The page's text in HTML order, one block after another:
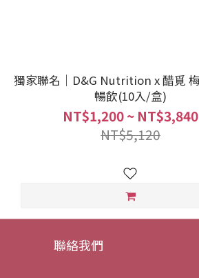
獨家聯名｜D&G Nutrition x 醋覓 梅．有酵順
暢飲(10入/盒)
NT$1,200 ~ NT$3,840
NT$5,120
聯絡我們